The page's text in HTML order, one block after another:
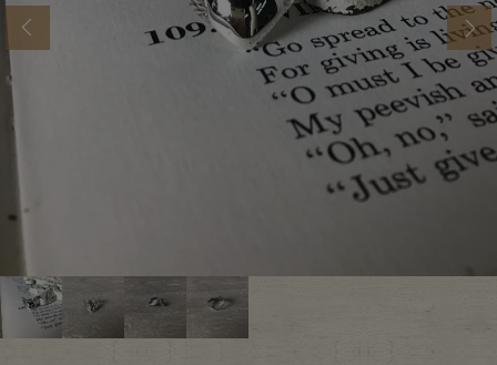
ブランドから探す スタッフコーディネート
古着卸DOCK
メンズ商品カテゴリーから探す
Bottoms